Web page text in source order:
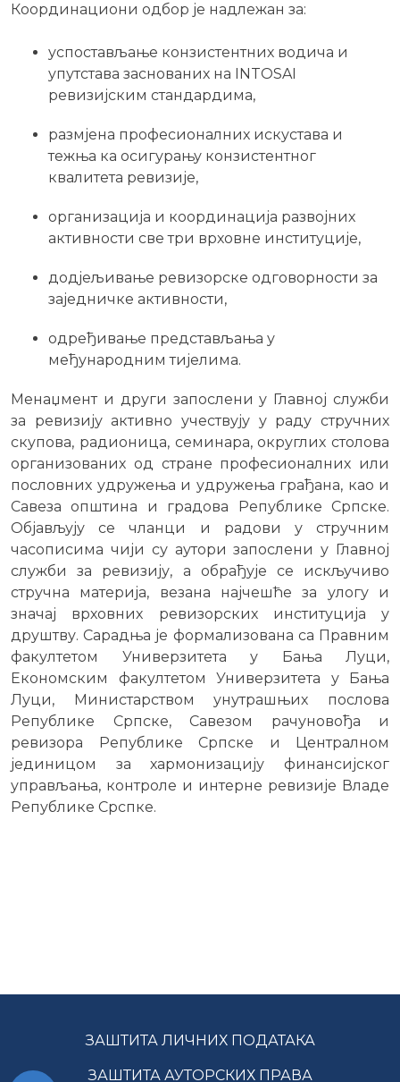
Координациони одбор је надлежан за:
успостављање конзистентних водича и
упутстава заснованих на INTOSAI
ревизијским стандардима,
размјена професионалних искустава и
тежња ка осигурању конзистентног
квалитета ревизије,
организација и координација развојних
активности све три врховне институције,
додјељивање ревизорске одговорности за
заједничке активности,
одређивање представљања у
међународним тијелима.
Менаџмент и други запослени у Главној служби
за ревизију активно учествују у раду стручних
скупова, радионица, семинара, округлих столова
организованих од стране професионалних или
пословних удружења и удружења грађана, као и
Савеза општина и градова Републике Српске.
Објављују се чланци и радови у стручним
часописима чији су аутори запослени у Главној
служби за ревизију, а обрађује се искључиво
стручна материја, везана најчешће за улогу и
значај врховних ревизорских институција у
друштву. Сарадња је формализована са Правним
факултетом Универзитета у Бања Луци,
Економским факултетом Универзитета у Бањa
Луци, Министарством унутрашњих послова
Републике Српске, Савезом рачуновођа и
ревизора Републике Српске и Централном
јединицом за хармонизацију финансијског
управљања, контроле и интерне ревизије Владе
Републике Срспке.
ЗАШТИТА ЛИЧНИХ ПОДАТАКА
ЗАШТИТА АУТОРСКИХ ПРАВА